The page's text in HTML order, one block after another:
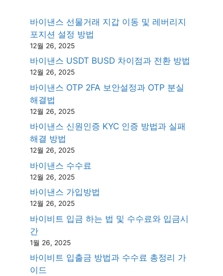
바이낸스 선물거래 지갑 이동 및 레버리지
포지션 설정 방법
12월 26, 2025
바이낸스 USDT BUSD 차이점과 전환 방법
12월 26, 2025
바이낸스 OTP 2FA 보안설정과 OTP 분실
해결법
12월 26, 2025
바이낸스 신원인증 KYC 인증 방법과 실패
해결 방법
12월 26, 2025
바이낸스 수수료
12월 26, 2025
바이낸스 가입방법
12월 26, 2025
바이비트 입금 하는 법 및 수수료와 입금시
간
1월 26, 2025
바이비트 입출금 방법과 수수료 총정리 가
이드